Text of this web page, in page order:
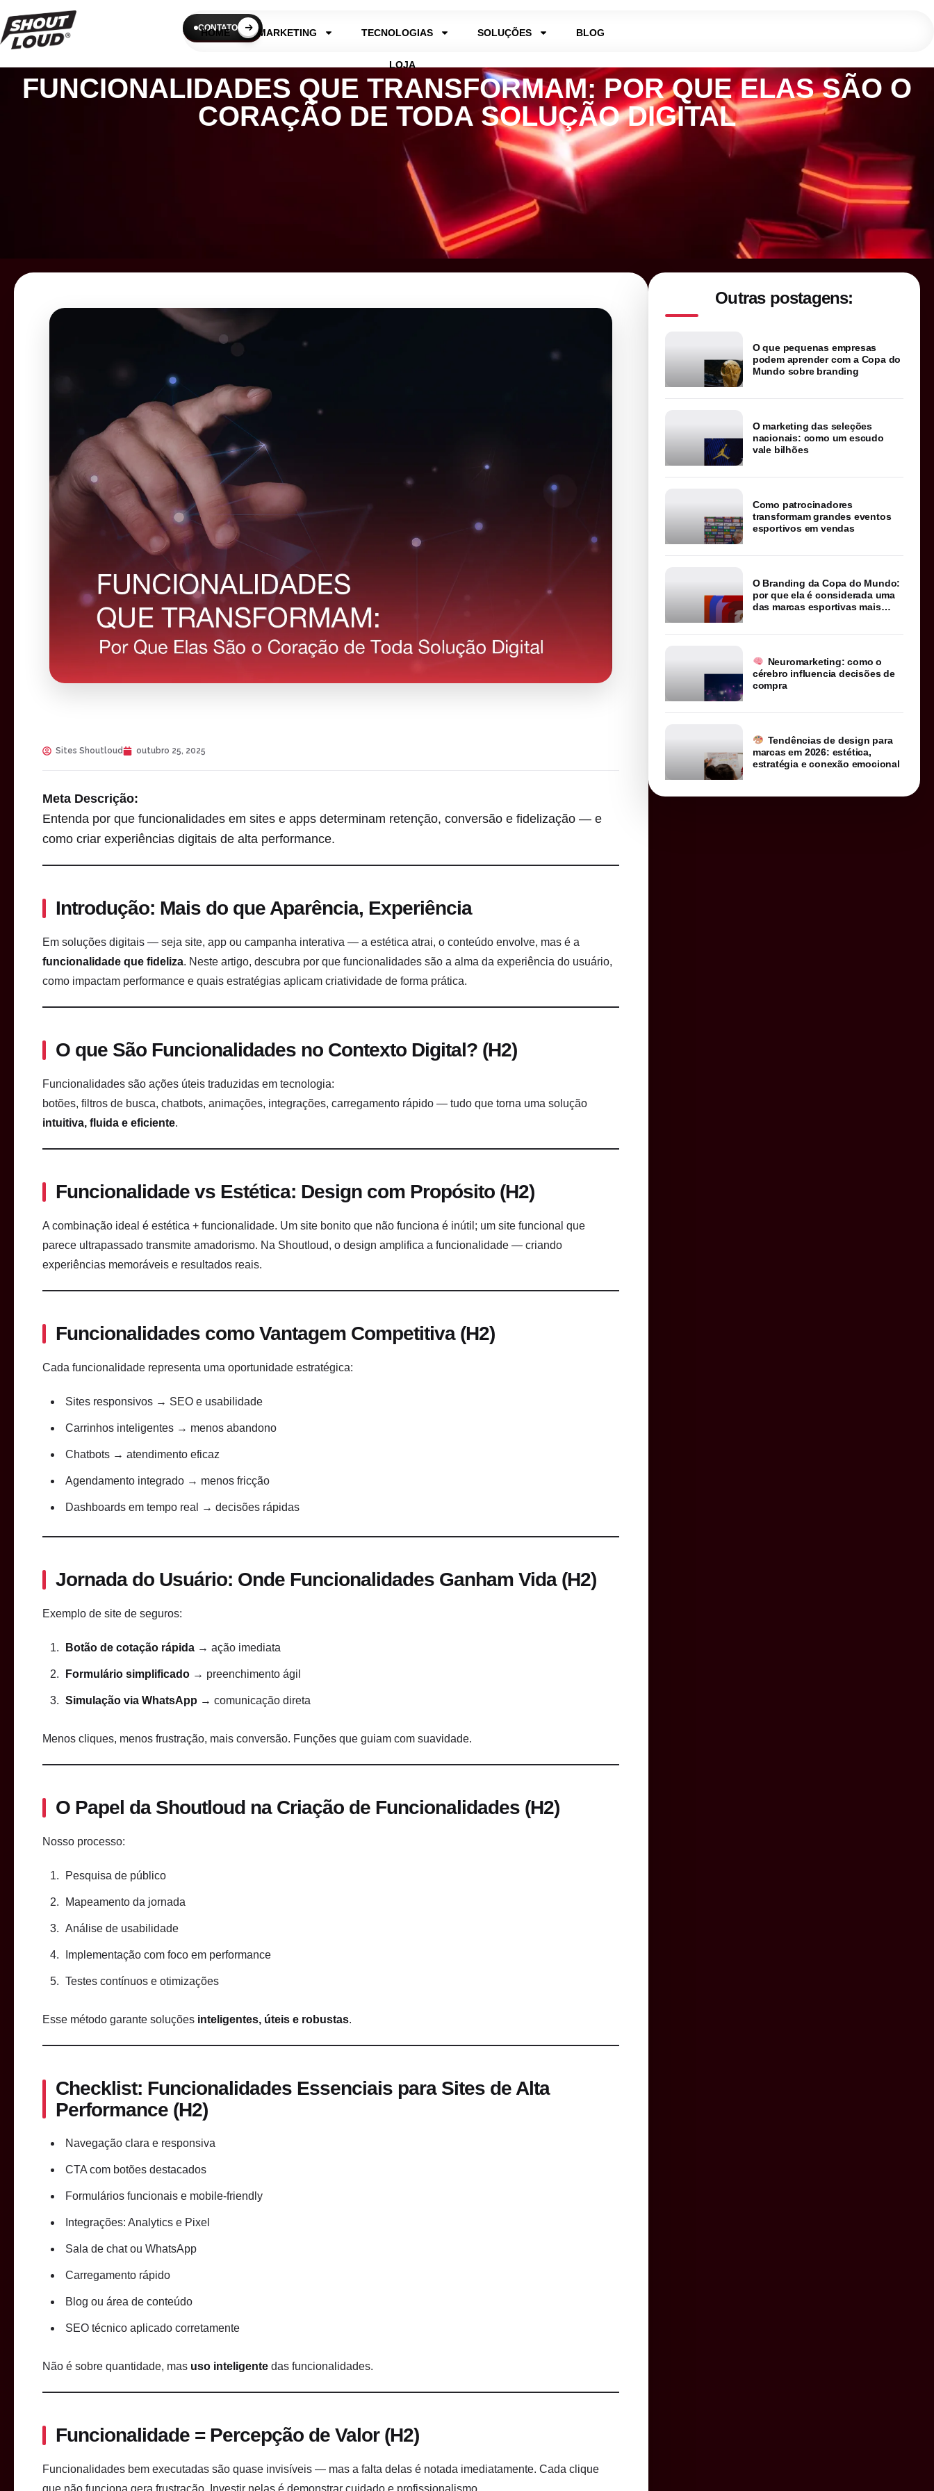
HOME MARKETING TECNOLOGIAS SOLUÇÕES BLOG
LOJA
CONTATO
FUNCIONALIDADES QUE TRANSFORMAM: POR QUE ELAS SÃO O
CORAÇÃO DE TODA SOLUÇÃO DIGITAL
Sites Shoutloud outubro 25, 2025
Meta Descrição:
Entenda por que funcionalidades em sites e apps determinam retenção, conversão e fidelização — e
como criar experiências digitais de alta performance.
Introdução: Mais do que Aparência, Experiência
Em soluções digitais — seja site, app ou campanha interativa — a estética atrai, o conteúdo envolve, mas é a
funcionalidade que fideliza. Neste artigo, descubra por que funcionalidades são a alma da experiência do usuário,
como impactam performance e quais estratégias aplicam criatividade de forma prática.
O que São Funcionalidades no Contexto Digital? (H2)
Funcionalidades são ações úteis traduzidas em tecnologia:
botões, filtros de busca, chatbots, animações, integrações, carregamento rápido — tudo que torna uma solução
intuitiva, fluida e eficiente.
Funcionalidade vs Estética: Design com Propósito (H2)
A combinação ideal é estética + funcionalidade. Um site bonito que não funciona é inútil; um site funcional que
parece ultrapassado transmite amadorismo. Na Shoutloud, o design amplifica a funcionalidade — criando
experiências memoráveis e resultados reais.
Funcionalidades como Vantagem Competitiva (H2)
Cada funcionalidade representa uma oportunidade estratégica:
Sites responsivos → SEO e usabilidade
Carrinhos inteligentes → menos abandono
Chatbots → atendimento eficaz
Agendamento integrado → menos fricção
Dashboards em tempo real → decisões rápidas
Jornada do Usuário: Onde Funcionalidades Ganham Vida (H2)
Exemplo de site de seguros:
Botão de cotação rápida → ação imediata
Formulário simplificado → preenchimento ágil
Simulação via WhatsApp → comunicação direta
Menos cliques, menos frustração, mais conversão. Funções que guiam com suavidade.
O Papel da Shoutloud na Criação de Funcionalidades (H2)
Nosso processo:
Pesquisa de público
Mapeamento da jornada
Análise de usabilidade
Implementação com foco em performance
Testes contínuos e otimizações
Esse método garante soluções inteligentes, úteis e robustas.
Checklist: Funcionalidades Essenciais para Sites de Alta
Performance (H2)
Navegação clara e responsiva
CTA com botões destacados
Formulários funcionais e mobile-friendly
Integrações: Analytics e Pixel
Sala de chat ou WhatsApp
Carregamento rápido
Blog ou área de conteúdo
SEO técnico aplicado corretamente
Não é sobre quantidade, mas uso inteligente das funcionalidades.
Funcionalidade = Percepção de Valor (H2)
Funcionalidades bem executadas são quase invisíveis — mas a falta delas é notada imediatamente. Cada clique
Outras postagens:
O que pequenas empresas
podem aprender com a Copa do
Mundo sobre branding
O marketing das seleções
nacionais: como um escudo
vale bilhões
Como patrocinadores
transformam grandes eventos
esportivos em vendas
O Branding da Copa do Mundo:
por que ela é considerada uma
das marcas esportivas mais
Neuromarketing: como o
cérebro influencia decisões de
compra
Tendências de design para
marcas em 2026: estética,
estratégia e conexão emocional